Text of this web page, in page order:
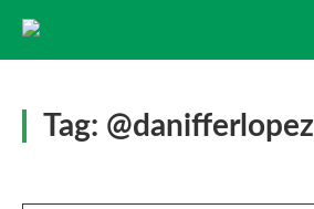
Tag: @danifferlopez